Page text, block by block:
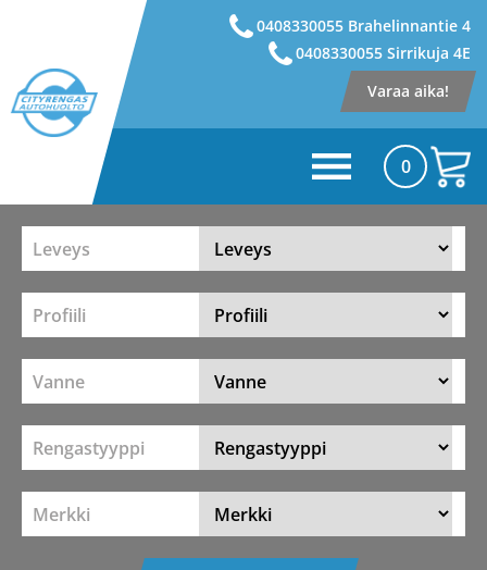
0408330055 Brahelinnantie 4
0408330055 Sirrikuja 4E
Varaa aika!
0
Leveys
Profiili
Vanne
Rengastyyppi
Merkki